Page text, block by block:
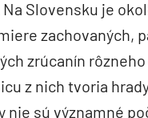
Slovensku je
zachovaných,
zrúcanín
z nich tvoria­
nie sú významné